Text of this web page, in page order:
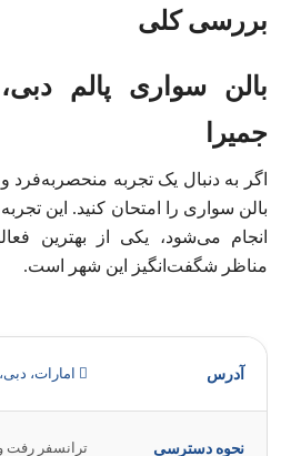
بررسی کلی
بالن سواری پالم دبی،
جمیرا
اگر به دنبال یک تجربه منحصربه‌فرد
بالن سواری را امتحان کنید. این
انجام می‌شود، یکی از بهترین
مناظر شگفت‌انگیز این شهر است.
آدرس امارات،
نحوه دسترسی ترانسفر رفت